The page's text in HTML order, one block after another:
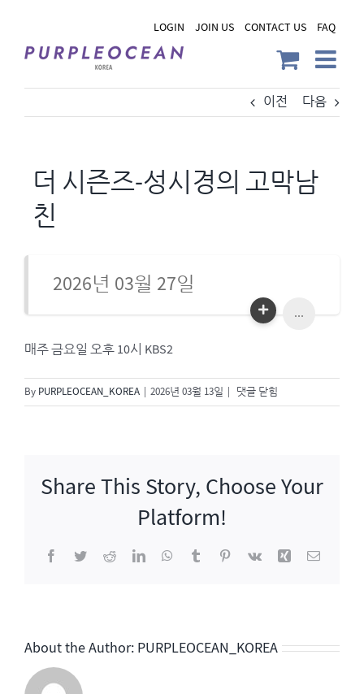
content
LOGIN JOIN US CONTACT US FAQ
이전 다음
더 시즌즈-성시경의 고막남
친
2026년 03월 27일
...
매주 금요일 오후 10시 KBS2
By PURPLEOCEAN_KOREA 2026년 03월 13일
더
시
시
댓글 닫힘
Share This Story, Choose Your
Platform!
Facebook
TwitterRedditLinkedInWhatsApp
TumblrPinterest
Vk Xing 이
About the Author: PURPLEOCEAN_KOREA